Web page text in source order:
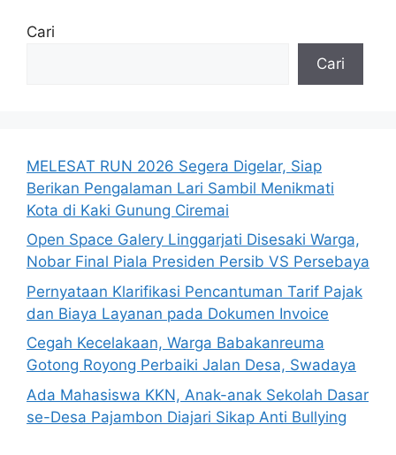
Cari
Cari
MELESAT RUN 2026 Segera Digelar, Siap
Berikan Pengalaman Lari Sambil Menikmati
Kota di Kaki Gunung Ciremai
Open Space Galery Linggarjati Disesaki Warga,
Nobar Final Piala Presiden Persib VS Persebaya
Pernyataan Klarifikasi Pencantuman Tarif Pajak
dan Biaya Layanan pada Dokumen Invoice
Cegah Kecelakaan, Warga Babakanreuma
Gotong Royong Perbaiki Jalan Desa, Swadaya
Ada Mahasiswa KKN, Anak-anak Sekolah Dasar
se-Desa Pajambon Diajari Sikap Anti Bullying